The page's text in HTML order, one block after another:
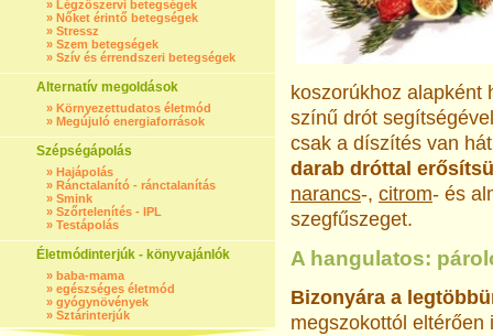
» Légzőszervi betegségek
» Nőket érintő betegségek
» Stressz
» Szem betegségek
» Szív és érrendszeri betegségek
Alternatív megoldások
» Környezettudatos életmód
» Megújuló energiaforrások
Szépségápolás
» Hajápolás
» Ránctalanító - ránctalanítás
» Smink
» Szőrtelenítés - IPL
» Testápolás
Életmódinterjúk - könyvajánlók
» baba-mama
» egészséges életmód
» gyógynövények
» Sztárinterjúk
koszorúkhoz alapként
színű drót
csak a díszítés van
darab dróttal
narancs-, citrom- és
szegfűszeget.
A hangulatos:
Bizonyára a
megszokottól